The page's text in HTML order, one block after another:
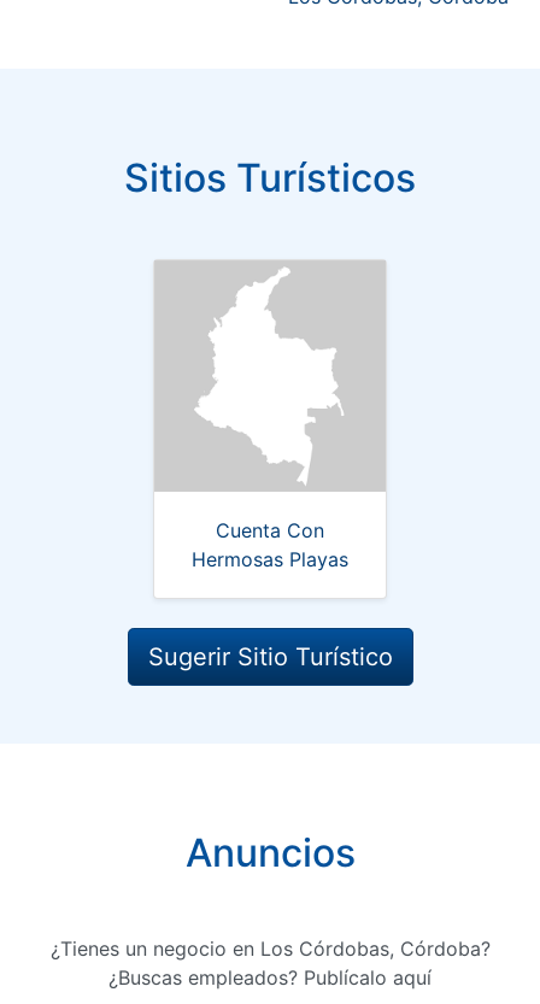
Sitios Turísticos
Cuenta Con
Hermosas Playas
Sugerir Sitio Turístico
Anuncios
¿Tienes un negocio en Los Córdobas, Córdoba?
¿Buscas empleados? Publícalo aquí